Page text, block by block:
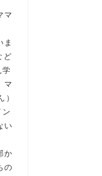
マ
ま
ど
学
マ
い
か
の